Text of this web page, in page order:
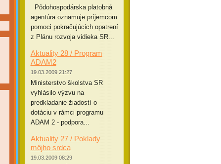
Pôdohospodárska platobná
agentúra oznamuje príjemcom
pomoci pokračujúcich opatrení
z Plánu rozvoja vidieka SR...
Aktuality 28 / Program
ADAM2
19.03.2009 21:27
Ministerstvo školstva SR
vyhlásilo výzvu na
predkladanie žiadostí o
dotáciu v rámci programu
ADAM 2 - podpora...
Aktuality 27 / Poklady
môjho srdca
19.03.2009 08:29